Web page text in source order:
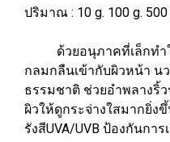
ปริมาณ : 10 g. 100 g. 500
ด้วยอนุภาคที่เล็กทำให้
กลมกลืนเข้ากับผิวหน้า น
ธรรมชาติ ช่วยอำพลางริ้
ผิวให้ดูกระจ่างใสมากยิ่ง
รังสีUVA/UVB ป้องกันกา